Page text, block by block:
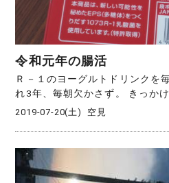
令和元年の腸活
Ｒ－１のヨーグルトドリンクを
れ3年、毎朝欠かさず。 きっか
2019-07-20(土) 空見